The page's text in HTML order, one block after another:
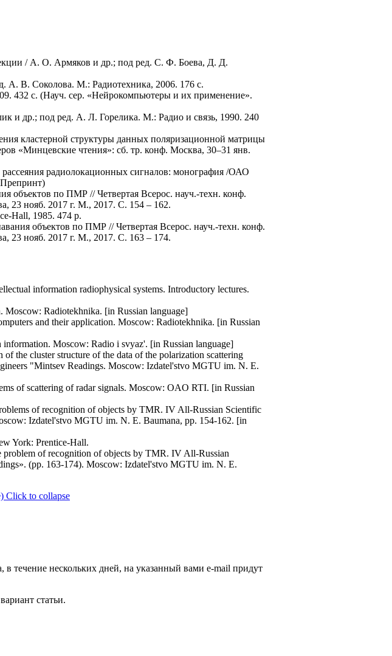
/ А. О. Армяков и др.; под ред. С. Ф. Боева, Д. Д.
А. В. Соколова. М.: Радиотехника, 2006. 176 с.
432 с. (Науч. сер. «Нейрокомпьютеры и их применение».
и др.; под ред. А. Л. Горелика. М.: Радио и связь, 1990. 240
кластерной структуры данных поляризационной матрицы
«Минцевские чтения»: сб. тр. конф. Москва, 30–31 янв.
радиолокационных сигналов: монография /ОАО
объектов по ПМР // Четвертая Всерос. науч.-техн. конф.
23 нояб. 2017 г. М., 2017. С. 154 – 162.
Hall, 1985. 474 p.
объектов по ПМР // Четвертая Всерос. науч.-техн. конф.
23 нояб. 2017 г. М., 2017. С. 163 – 174.
information radiophysical systems. Introductory lectures.
Moscow: Radiotekhnika. [in Russian language]
and their application. Moscow: Radiotekhnika. [in Russian
Moscow: Radio i svyaz'. [in Russian language]
the cluster structure of the data of the polarization scattering
"Mintsev Readings. Moscow: Izdatel'stvo MGTU im. N. E.
of scattering of radar signals. Moscow: OAO RTI. [in Russian
of recognition of objects by TMR. IV All-Russian Scientific
Izdatel'stvo MGTU im. N. E. Baumana, pp. 154-162. [in
York: Prentice-Hall.
of recognition of objects by TMR. IV All-Russian
(pp. 163-174). Moscow: Izdatel'stvo MGTU im. N. E.
Click to collapse
в течение нескольких дней, на указанный вами e-mail придут
статьи.